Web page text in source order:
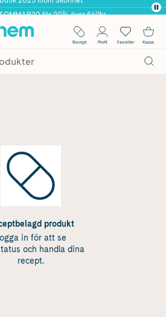
för 20% över 649kr
✓ Fri frakt
Poäng på alla köp*
Recept Profil Favoriter Kassa
produkt
in för att se
och handla dina
recept.